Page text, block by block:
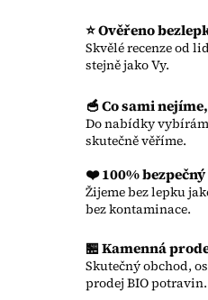
⭐ Ověřeno
Skvělé recenze od
stejně jako Vy.
🥣 Co sami
Do nabídky
skutečně věříme.
❤️ 100%
Žijeme bez lepku
bez kontaminace.
🏪 Kamenná
Skutečný obchod,
prodej BIO potravin.